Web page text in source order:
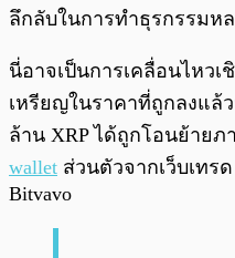
ลึกลับในการทำธุรกรรมห
นี่อาจเป็นการเคลื่อนไหวเ
เหรียญในราคาที่ถูกลงแล้ว
ล้าน XRP ได้ถูกโอนย้ายภ
wallet ส่วนตัวจากเว็บเทร
Bitvavo